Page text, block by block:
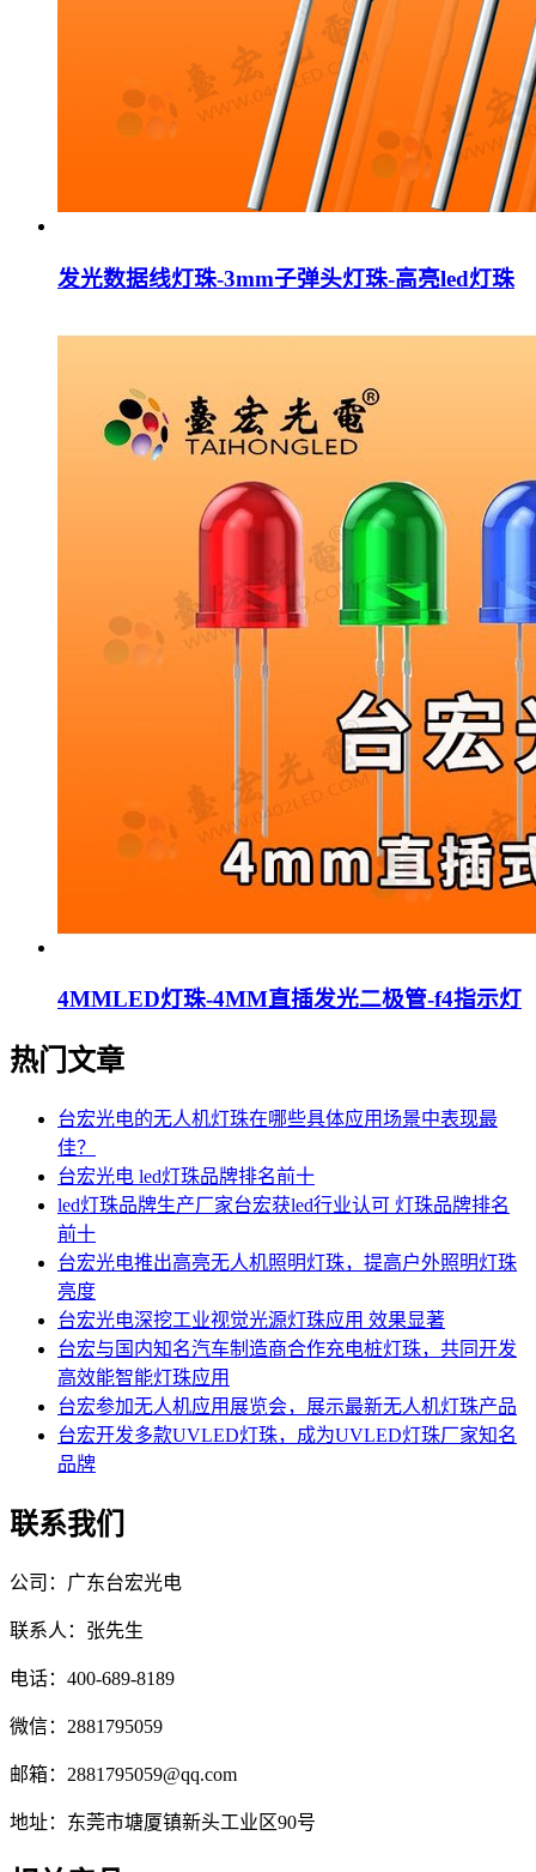
发光数据线灯珠-3mm子弹头灯珠-高亮led灯珠
4MMLED灯珠-4MM直插发光二极管-f4指示灯
热门文章
台宏光电的无人机灯珠在哪些具体应用场景中表现最
佳？
台宏光电 led灯珠品牌排名前十
led灯珠品牌生产厂家台宏获led行业认可 灯珠品牌排名
前十
台宏光电推出高亮无人机照明灯珠，提高户外照明灯珠
亮度
台宏光电深挖工业视觉光源灯珠应用 效果显著
台宏与国内知名汽车制造商合作充电桩灯珠，共同开发
高效能智能灯珠应用
台宏参加无人机应用展览会，展示最新无人机灯珠产品
台宏开发多款UVLED灯珠，成为UVLED灯珠厂家知名
品牌
联系我们
公司：广东台宏光电
联系人：张先生
电话：400-689-8189
微信：2881795059
邮箱：2881795059@qq.com
地址：东莞市塘厦镇新头工业区90号